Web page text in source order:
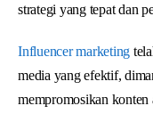
strategi yang tepat dan
Influencer marketing
media yang efektif,
mempromosikan konten